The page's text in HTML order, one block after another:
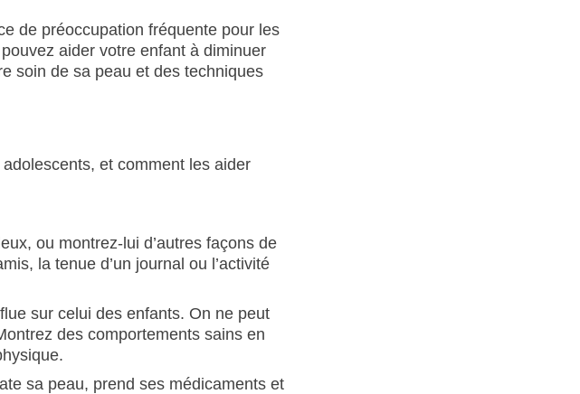
de préoccupation fréquente pour les
aider votre enfant à diminuer
soin de sa peau et des techniques
ou montrez-lui d’autres façons de
la tenue d’un journal ou l’activité
sur celui des enfants. On ne peut
des comportements sains en
sa peau, prend ses médicaments et